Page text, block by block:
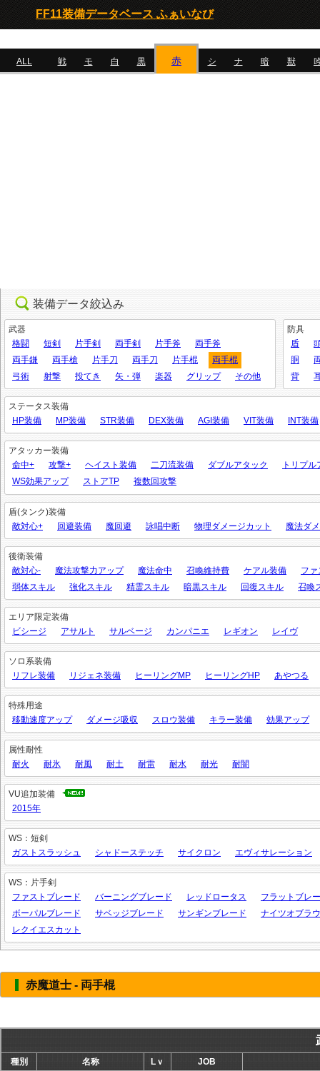
FF11装備データベース ふぁいなび
ALL 戦 モ 白 黒 赤 シ ナ 暗 獣
装備データ絞込み
武器
格闘
短剣 片手剣 両手剣 片手斧
両手斧
両手鎌
両手槍 片手刀 両手刀 片手棍
両手棍
弓術
射撃 投てき 矢・弾 楽器 グリップ その他
防具
盾
胴
背
ステータス装備
HP装備
MP装備 STR装備 DEX装備 AGI装備 VIT装備 INT装備
アタッカー装備
命中+
攻撃+ ヘイスト装備 二刀流装備 ダブルアタック
トリプル
WS効果アップ
ストアTP 複数回攻撃
盾(タンク)装備
敵対心+
回避装備 魔回避 詠唱中断 物理ダメージカット 魔法ダ
後衛装備
敵対心-
魔法攻撃力アップ 魔法命中 召喚維持費 ケアル装備
フ
弱体スキル
強化スキル 精霊スキル 暗黒スキル 回復スキル 召喚
エリア限定装備
ビシージ
アサルト サルベージ カンパニエ レギオン レイヴ
ソロ系装備
リフレ装備
リジェネ装備 ヒーリングMP ヒーリングHP あやつる
特殊用途
移動速度アップ
ダメージ吸収 スロウ装備 キラー装備 効果アップ
属性耐性
耐火
耐氷 耐風 耐土 耐雷 耐水 耐光 耐闇
VU追加装備
2015年
WS：短剣
ガストスラッシュ
シャドーステッチ サイクロン エヴィサレーション
WS：片手剣
ファストブレード
バーニングブレード レッドロータス
フラットブレ
ボーパルブレード
サベッジブレード サンギンブレード
ナイツオブラ
レクイエスカット
赤魔道士 - 両手棍
種別 名称 Lｖ JOB